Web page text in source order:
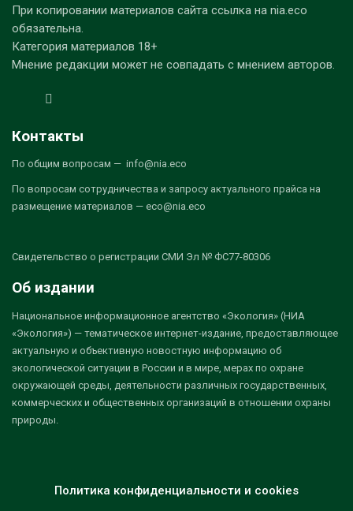
При копировании материалов сайта ссылка на nia.eco
обязательна.
Категория материалов 18+
Мнение редакции может не совпадать с мнением авторов.
Контакты
По общим вопросам — info@nia.eco
По вопросам сотрудничества и запросу актуального прайса на
размещение материалов — eco@nia.eco
Свидетельство о регистрации СМИ Эл № ФС77-80306
Об издании
Национальное информационное агентство «Экология» (НИА
«Экология») — тематическое интернет-издание, предоставляющее
актуальную и объективную новостную информацию об
экологической ситуации в России и в мире, мерах по охране
окружающей среды, деятельности различных государственных,
коммерческих и общественных организаций в отношении охраны
природы.
Политика конфиденциальности и cookies